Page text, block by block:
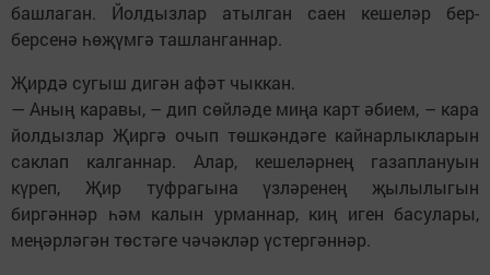
башлаган. Йолдызлар атылган саен кешеләр бер-
берсенә һөҗүмгә ташланганнар.
Җирдә сугыш дигән афәт чыккан.
— Аның каравы, – дип сөйләде миңа карт әбием, – кара
йолдызлар Җиргә очып төшкәндәге кайнарлыкларын
саклап калганнар. Алар, кешеләрнең газаплануын
күреп, Җир туфрагына үзләренең җылылыгын
биргәннәр һәм калын урманнар, киң иген басулары,
меңәрләгән төстәге чәчәкләр үстергәннәр.